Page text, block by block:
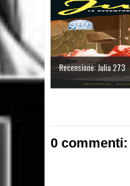
Recensione: Julia 273
0 commenti: